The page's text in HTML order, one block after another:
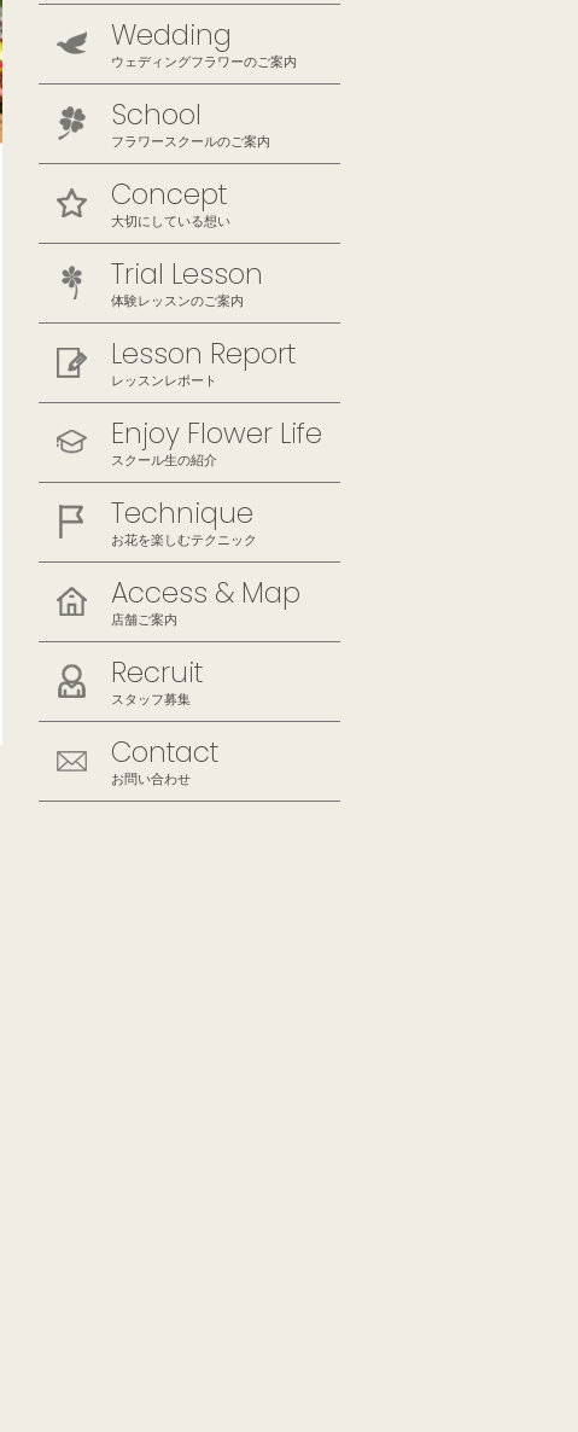
Wedding
ウェディングフラワーのご案内
School
フラワースクールのご案内
Concept
大切にしている想い
Trial Lesson
体験レッスンのご案内
Lesson Report
レッスンレポート
Enjoy Flower Life
スクール生の紹介
Technique
お花を楽しむテクニック
Access & Map
店舗ご案内
Recruit
スタッフ募集
Contact
お問い合わせ